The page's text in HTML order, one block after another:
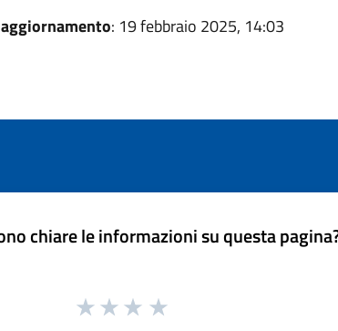
: 19 febbraio 2025, 14:03
chiare le informazioni su questa